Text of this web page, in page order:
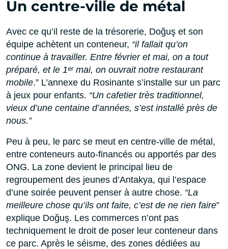
Un centre-ville de métal
Avec ce qu’il reste de la trésorerie, Doğuş et son
équipe achètent un conteneur, “il fallait qu’on
continue à travailler. Entre février et mai, on a tout
préparé, et le 1ᵉʳ mai, on ouvrait notre restaurant
mobile.” L’annexe du Rosinante s’installe sur un parc
à jeux pour enfants. “Un cafetier très traditionnel,
vieux d’une centaine d’années, s’est installé près de
nous.”
Peu à peu, le parc se meut en centre-ville de métal,
entre conteneurs auto-financés ou apportés par des
ONG. La zone devient le principal lieu de
regroupement des jeunes d’Antakya, qui l’espace
d’une soirée peuvent penser à autre chose. “La
meilleure chose qu’ils ont faite, c’est de ne rien faire”
explique Doğuş. Les commerces n’ont pas
techniquement le droit de poser leur conteneur dans
ce parc. Après le séisme, des zones dédiées au